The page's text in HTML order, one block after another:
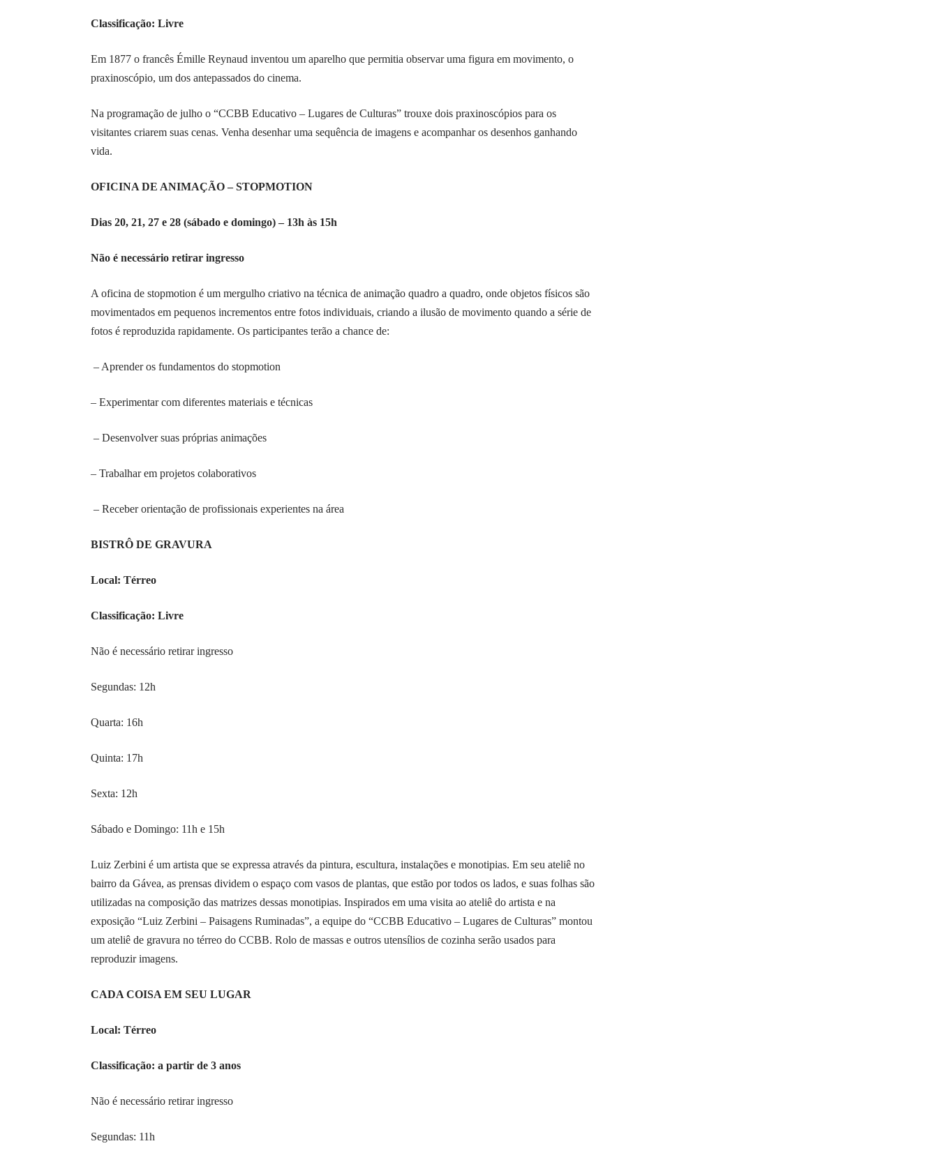
Classificação: Livre
Em 1877 o francês Émille Reynaud inventou um aparelho que permitia observar uma figura em movimento, o
praxinoscópio, um dos antepassados do cinema.
Na programação de julho o “CCBB Educativo – Lugares de Culturas” trouxe dois praxinoscópios para os
visitantes criarem suas cenas. Venha desenhar uma sequência de imagens e acompanhar os desenhos ganhando
vida.
OFICINA DE ANIMAÇÃO – STOPMOTION
Dias 20, 21, 27 e 28 (sábado e domingo) – 13h às 15h
Não é necessário retirar ingresso
A oficina de stopmotion é um mergulho criativo na técnica de animação quadro a quadro, onde objetos físicos são
movimentados em pequenos incrementos entre fotos individuais, criando a ilusão de movimento quando a série de
fotos é reproduzida rapidamente. Os participantes terão a chance de:
– Aprender os fundamentos do stopmotion
– Experimentar com diferentes materiais e técnicas
– Desenvolver suas próprias animações
– Trabalhar em projetos colaborativos
– Receber orientação de profissionais experientes na área
BISTRÔ DE GRAVURA
Local: Térreo
Classificação: Livre
Não é necessário retirar ingresso
Segundas: 12h
Quarta: 16h
Quinta: 17h
Sexta: 12h
Sábado e Domingo: 11h e 15h
Luiz Zerbini é um artista que se expressa através da pintura, escultura, instalações e monotipias. Em seu ateliê no
bairro da Gávea, as prensas dividem o espaço com vasos de plantas, que estão por todos os lados, e suas folhas são
utilizadas na composição das matrizes dessas monotipias. Inspirados em uma visita ao ateliê do artista e na
exposição “Luiz Zerbini – Paisagens Ruminadas”, a equipe do “CCBB Educativo – Lugares de Culturas” montou
um ateliê de gravura no térreo do CCBB. Rolo de massas e outros utensílios de cozinha serão usados para
reproduzir imagens.
CADA COISA EM SEU LUGAR
Local: Térreo
Classificação: a partir de 3 anos
Não é necessário retirar ingresso
Segundas: 11h